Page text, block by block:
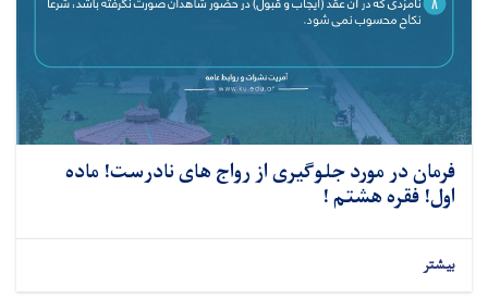
فرمان در مورد جلوگیری از رواج های نادرست! ماده
اول! فقره هشتم !
بیشتر